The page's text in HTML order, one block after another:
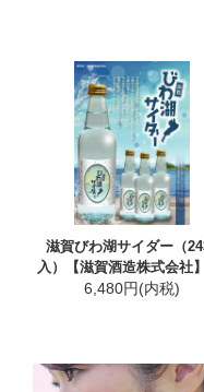
滋賀びわ湖サイダー（
入）【滋賀酒造株式会社
6,480円(内税)